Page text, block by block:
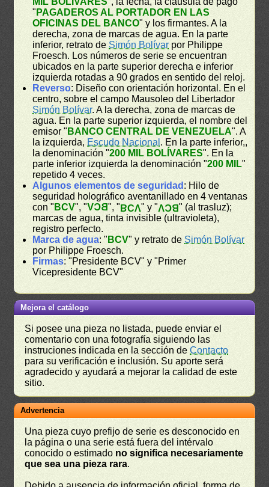
" PAGADEROS AL PORTADOR EN LAS
OFICINAS DEL BANCO" y los firmantes. A la
derecha, zona de marcas de agua. En la parte
inferior, retrato deSimón Bolívar por Philippe
Froesch. Los números de serie se encuentran
ubicados en la parte superior derecha e inferior
izquierda rotadas a 90 grados en sentido del reloj.
Reverso: Diseño con orientación horizontal. En el
centro, sobre el campo Mausoleo del Libertador
Simón Bolívar. A la derecha, zona de marcas de
agua. En la parte superior izquierda, el nombre del
emisor " BANCO CENTRAL DE VENEZUELA". A
la izquierda, Escudo Nacional . En la parte inferior,,
la denominación "200 MIL BOLÍVARES". En la
parte inferior izquierda la denominación "200 MIL"
repetido 4 veces.
Algunos elementos de seguridad : Hilo de
seguridad holográfico aventanillado en 4 ventanas
con " BCV", "BCV", "BCV" y "BCV" (al trasluz);
marcas de agua, tinta invisible (ultravioleta),
registro perfecto.
Marca de agua: " BCV" y retrato de Simón Bolívar
por Philippe Froesch.
Firmas: "Presidente BCV" y "Primer
Vicepresidente BCV"
Mejora el catálogo
Si posee una pieza no listada, puede enviar el
comentario con una fotografía siguiendo las
instruciones indicada en la sección deContacto
para su verificación e inclusión. Su aporte será
agradecido y ayudará a mejorar la calidad de este
sitio.
Advertencia
Una pieza cuyo prefijo de serie es desconocido en
la página o una serie está fuera del intérvalo
conocido o estimado no significa necesariamente
que sea una pieza rara.